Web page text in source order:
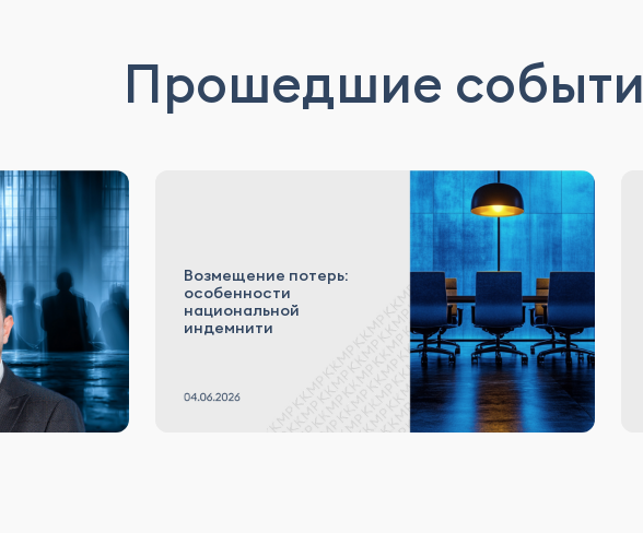
Прошедшие
Возмещение потерь:
особенности
национальной
индемнити